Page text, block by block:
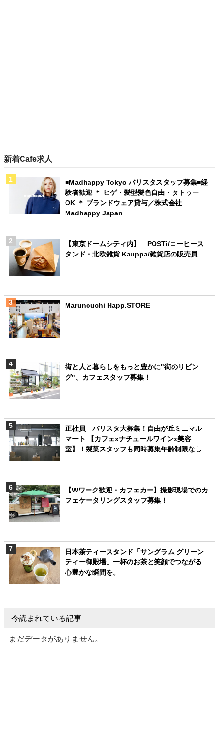
新着Cafe求人
■Madhappy Tokyo バリスタスタッフ募集■経
験者歓迎 ＊ ヒゲ・髪型髪色自由・タトゥー
OK ＊ ブランドウェア貸与／株式会社
Madhappy Japan
【東京ドームシティ内】 POSTi/コーヒース
タンド・北欧雑貨 Kauppa/雑貨店の販売員
Marunouchi Happ.STORE
街と人と暮らしをもっと豊かに"街のリビン
グ"、カフェスタッフ募集！
正社員 バリスタ大募集！自由が丘ミニマル
マート 【カフェxナチュールワインx美容
室】！製菓スタッフも同時募集年齢制限なし
【Wワーク歓迎・カフェカー】撮影現場でのカ
フェケータリングスタッフ募集！
日本茶ティースタンド「サングラム グリーン
ティー御殿場」一杯のお茶と笑顔でつながる
心豊かな瞬間を。
今読まれている記事
まだデータがありません。